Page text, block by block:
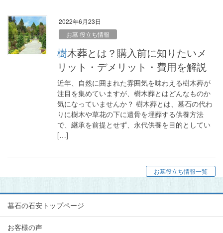
2022年6月23日
お墓 役立ち情報
樹木葬とは？購入前に知りたいメ
リット・デメリット・費用を解説
近年、自然に囲まれた雰囲気を味わえる樹木葬が
注目を集めていますが、樹木葬とはどんなものか
気になっていませんか？ 樹木葬とは、墓石の代わ
りに樹木や草花の下に遺骨を埋葬する供養方法
で、継承を前提とせず、永代供養を目的としてい
[…]
お墓役立ち情報一覧
墓石の石安トップページ
お客様の声